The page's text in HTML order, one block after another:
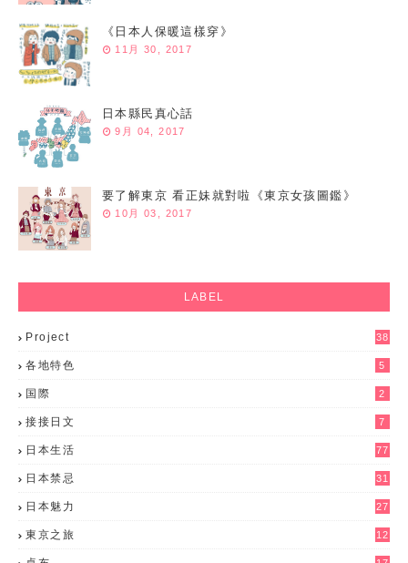
《日本人保暖這樣穿》
11月 30, 2017
日本縣民真心話
9月 04, 2017
要了解東京 看正妹就對啦《東京女孩圖鑑》
10月 03, 2017
LABEL
Project 38
各地特色 5
国際 2
接接日文 7
日本生活 77
日本禁忌 31
日本魅力 27
東京之旅 12